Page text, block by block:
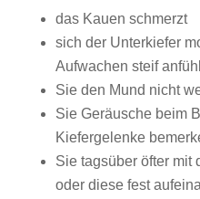
das Kauen schmerzt
sich der Unterkiefer
Aufwachen steif
Sie den Mund nicht
Sie Geräusche beim
Kiefergelenke
Sie tagsüber öfter mit
oder diese fest